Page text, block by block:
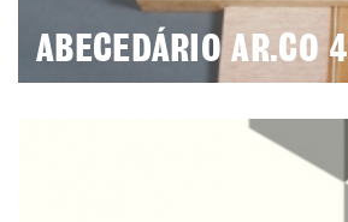
ABECEDÁRIO AR.CO